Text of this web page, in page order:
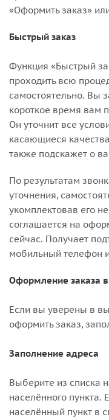
«Оформить заказ»
Быстрый заказ
Функция «Быстрый
проходить всю
самостоятельно. Вы
короткое время вам
Он уточнит все
касающиеся
также подскажет о
По результатам
уточнения,
укомплектовав его
соглашается на
сейчас. Получает
мобильный телефон
Оформление заказа
Если вы уверены в
оформить заказ,
Заполнение адреса
Выберите из списка
населённого
населённый пункт в